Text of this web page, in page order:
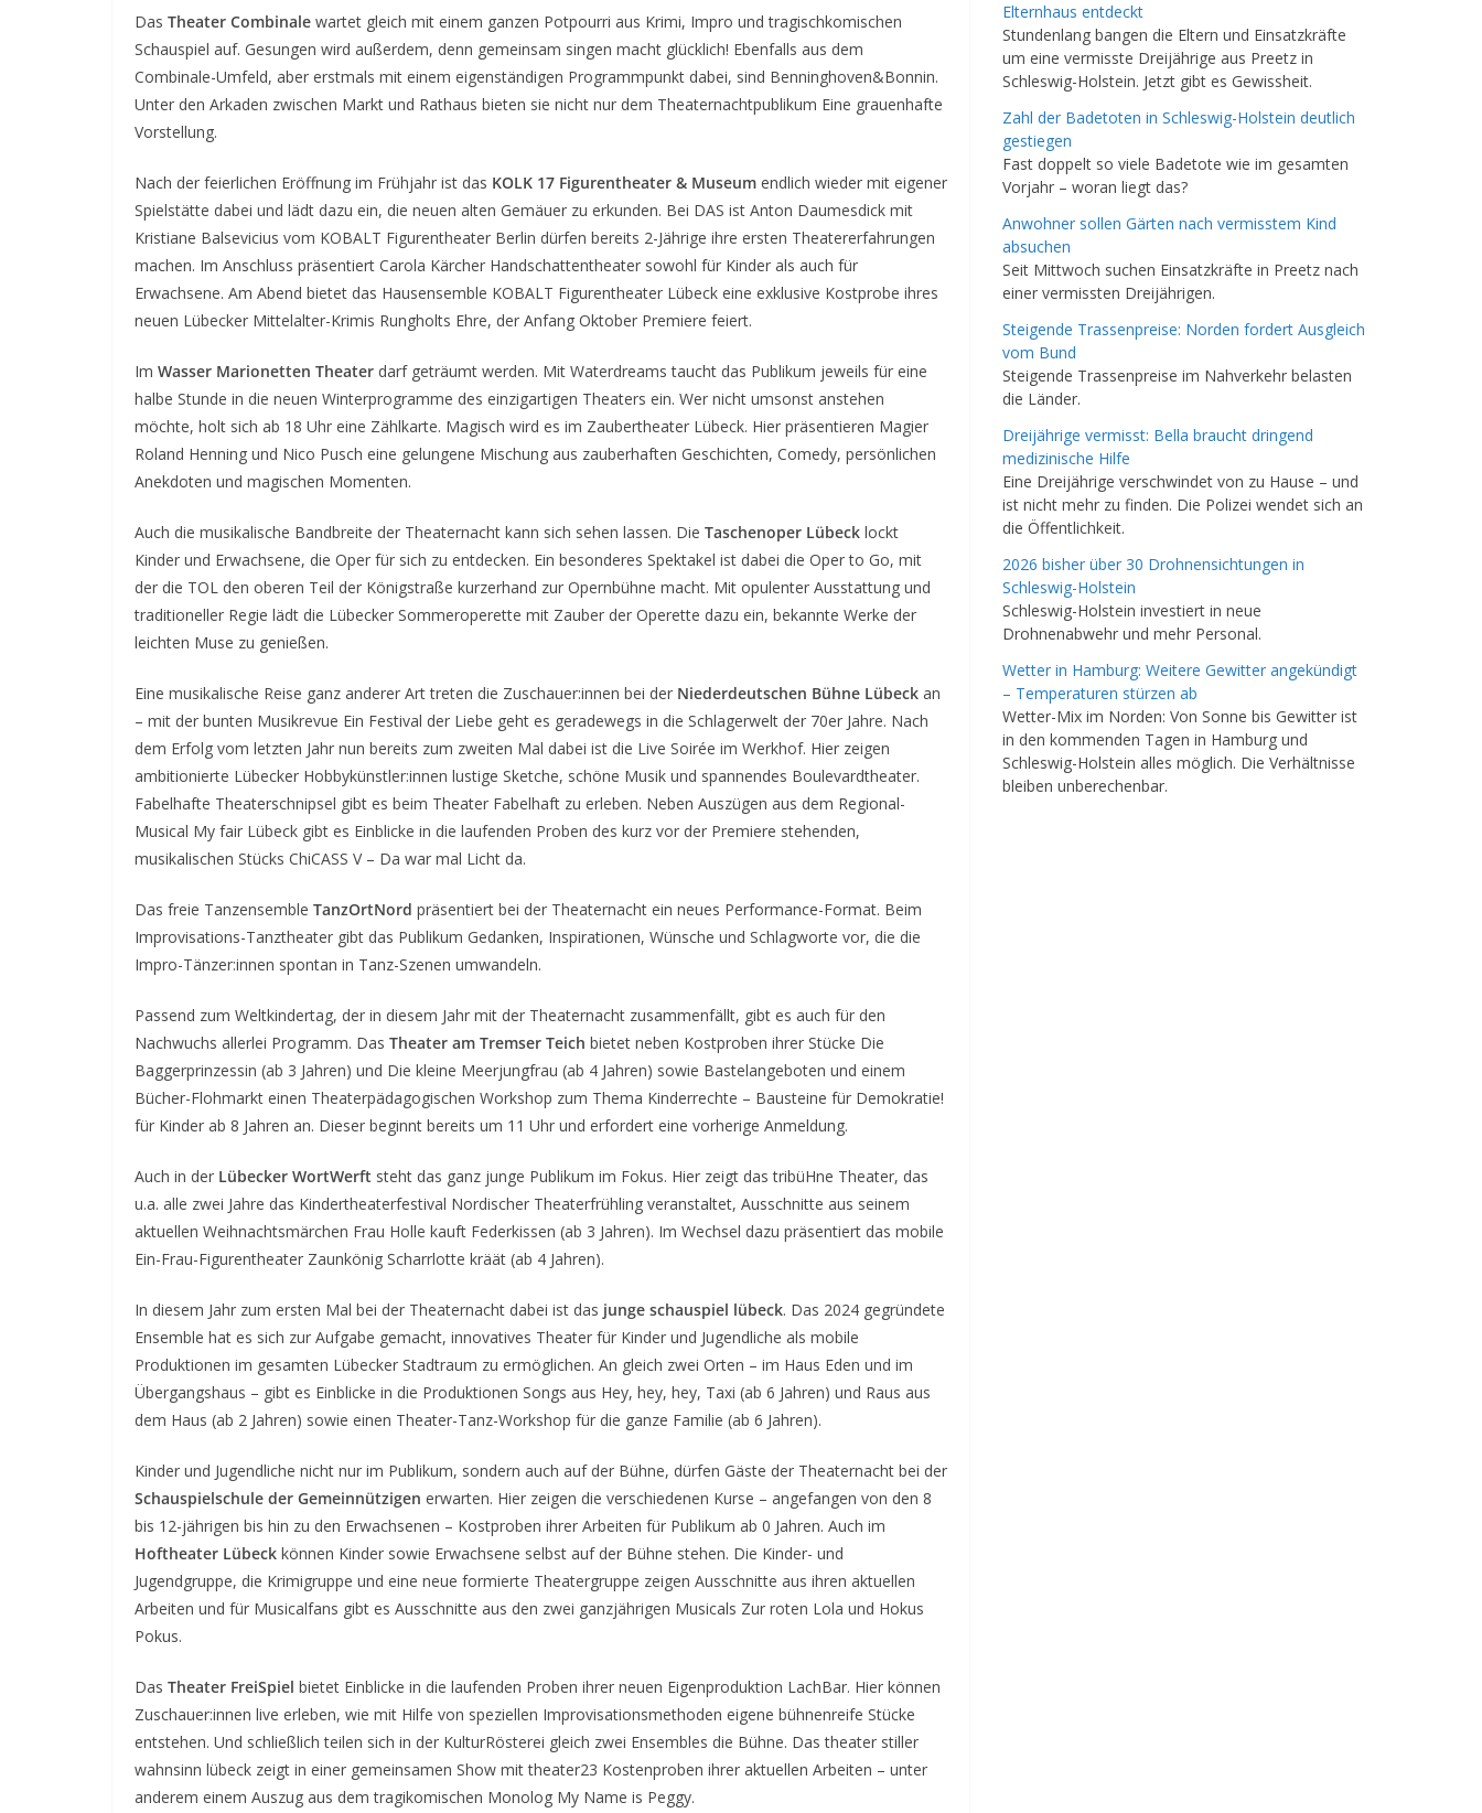
Das Theater Combinale wartet gleich mit einem ganzen Potpourri aus Krimi, Impro und tragischkomischen
Schauspiel auf. Gesungen wird außerdem, denn gemeinsam singen macht glücklich! Ebenfalls aus dem
Combinale-Umfeld, aber erstmals mit einem eigenständigen Programmpunkt dabei, sind Benninghoven&Bonnin.
Unter den Arkaden zwischen Markt und Rathaus bieten sie nicht nur dem Theaternachtpublikum Eine grauenhafte
Vorstellung.
Nach der feierlichen Eröffnung im Frühjahr ist das KOLK 17 Figurentheater & Museum endlich wieder mit eigener
Spielstätte dabei und lädt dazu ein, die neuen alten Gemäuer zu erkunden. Bei DAS ist Anton Daumesdick mit
Kristiane Balsevicius vom KOBALT Figurentheater Berlin dürfen bereits 2-Jährige ihre ersten Theatererfahrungen
machen. Im Anschluss präsentiert Carola Kärcher Handschattentheater sowohl für Kinder als auch für
Erwachsene. Am Abend bietet das Hausensemble KOBALT Figurentheater Lübeck eine exklusive Kostprobe ihres
neuen Lübecker Mittelalter-Krimis Rungholts Ehre, der Anfang Oktober Premiere feiert.
Im Wasser Marionetten Theater darf geträumt werden. Mit Waterdreams taucht das Publikum jeweils für eine
halbe Stunde in die neuen Winterprogramme des einzigartigen Theaters ein. Wer nicht umsonst anstehen
möchte, holt sich ab 18 Uhr eine Zählkarte. Magisch wird es im Zaubertheater Lübeck. Hier präsentieren Magier
Roland Henning und Nico Pusch eine gelungene Mischung aus zauberhaften Geschichten, Comedy, persönlichen
Anekdoten und magischen Momenten.
Auch die musikalische Bandbreite der Theaternacht kann sich sehen lassen. Die Taschenoper Lübeck lockt
Kinder und Erwachsene, die Oper für sich zu entdecken. Ein besonderes Spektakel ist dabei die Oper to Go, mit
der die TOL den oberen Teil der Königstraße kurzerhand zur Opernbühne macht. Mit opulenter Ausstattung und
traditioneller Regie lädt die Lübecker Sommeroperette mit Zauber der Operette dazu ein, bekannte Werke der
leichten Muse zu genießen.
Eine musikalische Reise ganz anderer Art treten die Zuschauer:innen bei der Niederdeutschen Bühne Lübeck an
– mit der bunten Musikrevue Ein Festival der Liebe geht es geradewegs in die Schlagerwelt der 70er Jahre. Nach
dem Erfolg vom letzten Jahr nun bereits zum zweiten Mal dabei ist die Live Soirée im Werkhof. Hier zeigen
ambitionierte Lübecker Hobbykünstler:innen lustige Sketche, schöne Musik und spannendes Boulevardtheater.
Fabelhafte Theaterschnipsel gibt es beim Theater Fabelhaft zu erleben. Neben Auszügen aus dem Regional-
Musical My fair Lübeck gibt es Einblicke in die laufenden Proben des kurz vor der Premiere stehenden,
musikalischen Stücks ChiCASS V – Da war mal Licht da.
Das freie Tanzensemble TanzOrtNord präsentiert bei der Theaternacht ein neues Performance-Format. Beim
Improvisations-Tanztheater gibt das Publikum Gedanken, Inspirationen, Wünsche und Schlagworte vor, die die
Impro-Tänzer:innen spontan in Tanz-Szenen umwandeln.
Passend zum Weltkindertag, der in diesem Jahr mit der Theaternacht zusammenfällt, gibt es auch für den
Nachwuchs allerlei Programm. Das Theater am Tremser Teich bietet neben Kostproben ihrer Stücke Die
Baggerprinzessin (ab 3 Jahren) und Die kleine Meerjungfrau (ab 4 Jahren) sowie Bastelangeboten und einem
Bücher-Flohmarkt einen Theaterpädagogischen Workshop zum Thema Kinderrechte – Bausteine für Demokratie!
für Kinder ab 8 Jahren an. Dieser beginnt bereits um 11 Uhr und erfordert eine vorherige Anmeldung.
Auch in der Lübecker WortWerft steht das ganz junge Publikum im Fokus. Hier zeigt das tribüHne Theater, das
u.a. alle zwei Jahre das Kindertheaterfestival Nordischer Theaterfrühling veranstaltet, Ausschnitte aus seinem
aktuellen Weihnachtsmärchen Frau Holle kauft Federkissen (ab 3 Jahren). Im Wechsel dazu präsentiert das mobile
Ein-Frau-Figurentheater Zaunkönig Scharrlotte kräät (ab 4 Jahren).
In diesem Jahr zum ersten Mal bei der Theaternacht dabei ist das junge schauspiel lübeck. Das 2024 gegründete
Ensemble hat es sich zur Aufgabe gemacht, innovatives Theater für Kinder und Jugendliche als mobile
Produktionen im gesamten Lübecker Stadtraum zu ermöglichen. An gleich zwei Orten – im Haus Eden und im
Übergangshaus – gibt es Einblicke in die Produktionen Songs aus Hey, hey, hey, Taxi (ab 6 Jahren) und Raus aus
dem Haus (ab 2 Jahren) sowie einen Theater-Tanz-Workshop für die ganze Familie (ab 6 Jahren).
Kinder und Jugendliche nicht nur im Publikum, sondern auch auf der Bühne, dürfen Gäste der Theaternacht bei der
Schauspielschule der Gemeinnützigen erwarten. Hier zeigen die verschiedenen Kurse – angefangen von den 8
bis 12-jährigen bis hin zu den Erwachsenen – Kostproben ihrer Arbeiten für Publikum ab 0 Jahren. Auch im
Hoftheater Lübeck können Kinder sowie Erwachsene selbst auf der Bühne stehen. Die Kinder- und
Jugendgruppe, die Krimigruppe und eine neue formierte Theatergruppe zeigen Ausschnitte aus ihren aktuellen
Arbeiten und für Musicalfans gibt es Ausschnitte aus den zwei ganzjährigen Musicals Zur roten Lola und Hokus
Pokus.
Das Theater FreiSpiel bietet Einblicke in die laufenden Proben ihrer neuen Eigenproduktion LachBar. Hier können
Zuschauer:innen live erleben, wie mit Hilfe von speziellen Improvisationsmethoden eigene bühnenreife Stücke
entstehen. Und schließlich teilen sich in der KulturRösterei gleich zwei Ensembles die Bühne. Das theater stiller
wahnsinn lübeck zeigt in einer gemeinsamen Show mit theater23 Kostenproben ihrer aktuellen Arbeiten – unter
anderem einem Auszug aus dem tragikomischen Monolog My Name is Peggy.
Elternhaus entdeckt
Stundenlang bangen die Eltern und Einsatzkräfte
um eine vermisste Dreijährige aus Preetz in
Schleswig-Holstein. Jetzt gibt es Gewissheit.
Zahl der Badetoten in Schleswig-Holstein deutlich
gestiegen
Fast doppelt so viele Badetote wie im gesamten
Vorjahr – woran liegt das?
Anwohner sollen Gärten nach vermisstem Kind
absuchen
Seit Mittwoch suchen Einsatzkräfte in Preetz nach
einer vermissten Dreijährigen.
Steigende Trassenpreise: Norden fordert Ausgleich
vom Bund
Steigende Trassenpreise im Nahverkehr belasten
die Länder.
Dreijährige vermisst: Bella braucht dringend
medizinische Hilfe
Eine Dreijährige verschwindet von zu Hause – und
ist nicht mehr zu finden. Die Polizei wendet sich an
die Öffentlichkeit.
2026 bisher über 30 Drohnensichtungen in
Schleswig-Holstein
Schleswig-Holstein investiert in neue
Drohnenabwehr und mehr Personal.
Wetter in Hamburg: Weitere Gewitter angekündigt
– Temperaturen stürzen ab
Wetter-Mix im Norden: Von Sonne bis Gewitter ist
in den kommenden Tagen in Hamburg und
Schleswig-Holstein alles möglich. Die Verhältnisse
bleiben unberechenbar.